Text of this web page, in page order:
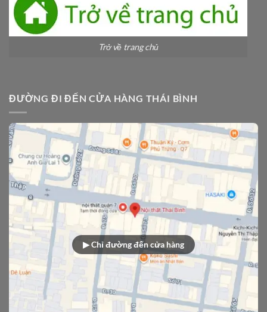
Trở về trang chủ
ĐƯỜNG ĐI ĐẾN CỬA HÀNG THÁI BÌNH
▶ Chỉ đường đến cửa hàng